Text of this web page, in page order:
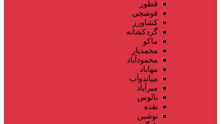
قطور
قوشچی
کشاورز
گردکشانه
ماکو
محمدیار
محمودآباد
مهاباد
میاندوآب
میرآباد
نالوس
نقده
نوشین